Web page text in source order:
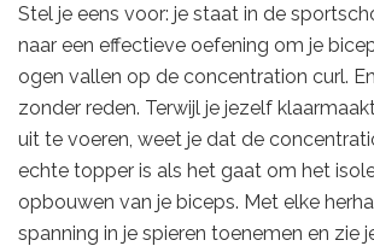
Stel je eens voor: je staat in de
naar een effectieve oefening om je
ogen vallen op de concentration curl.
zonder reden. Terwijl je jezelf
uit te voeren, weet je dat de
echte topper is als het gaat om het
opbouwen van je biceps. Met elke
spanning in je spieren toenemen en zie